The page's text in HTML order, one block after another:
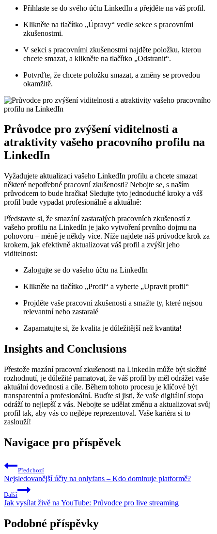
Přihlaste se do svého účtu LinkedIn a přejděte na váš profil.
Klikněte na tlačítko „Úpravy“ vedle sekce s pracovními
zkušenostmi.
V sekci s pracovními zkušenostmi najděte položku, kterou
chcete smazat, a klikněte na tlačítko „Odstranit“.
Potvrďte, že chcete položku smazat, a změny se provedou
okamžitě.
Průvodce pro zvýšení viditelnosti a
atraktivity vašeho pracovního profilu na
LinkedIn
Vyžadujete aktualizaci vašeho LinkedIn profilu a chcete smazat
některé nepotřebné pracovní zkušenosti? Nebojte se, s naším
průvodcem to bude hračka! Sledujte tyto jednoduché kroky a váš
profil bude vypadat profesionálně a aktuálně:
Představte si, že smazání zastaralých pracovních zkušeností z
vašeho profilu na LinkedIn je jako vytvoření prvního dojmu na
pohovoru – méně je někdy více. Níže najdete náš průvodce krok za
krokem, jak efektivně aktualizovat váš profil a zvýšit jeho
viditelnost:
Zalogujte se do vašeho účtu na LinkedIn
Klikněte na tlačítko „Profil“ a vyberte „Upravit profil“
Projděte vaše pracovní zkušenosti a smažte ty, které nejsou
relevantní nebo zastaralé
Zapamatujte si, že kvalita je důležitější než kvantita!
Insights and Conclusions
Přestože mazání pracovní zkušenosti na LinkedIn může být složité
rozhodnutí, je důležité pamatovat, že váš profil by měl odrážet vaše
aktuální dovednosti a cíle. Během tohoto procesu je klíčové být
transparentní a profesionální. Buďte si jisti, že vaše digitální stopa
odráží to nejlepší z vás. Nebojte se udělat změnu a aktualizovat svůj
profil tak, aby vás co nejlépe reprezentoval. Vaše kariéra si to
zaslouží!
Navigace pro příspěvek
Předchozí
Nejsledovanější účty na onlyfans – Kdo dominuje platformě?
Další
Jak vysílat živě na YouTube: Průvodce pro live streaming
Podobné příspěvky